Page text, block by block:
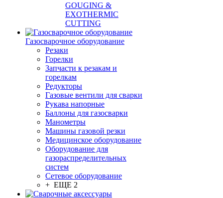
GOUGING &
EXOTHERMIC
CUTTING
Газосварочное оборудование
Резаки
Горелки
Запчасти к резакам и
горелкам
Редукторы
Газовые вентили для сварки
Рукава напорные
Баллоны для газосварки
Манометры
Машины газовой резки
Медицинское оборудование
Оборудование для
газораспределительных
систем
Сетевое оборудование
+ ЕЩЕ 2